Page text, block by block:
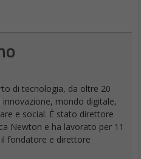
di tecnologia, da oltre 20
innovazione, mondo digitale,
e social. È stato direttore
Newton e ha lavorato per 11
il fondatore e direttore